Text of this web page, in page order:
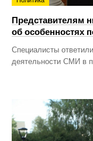
Представителям
об особенностях
Специалисты
деятельности СМИ в